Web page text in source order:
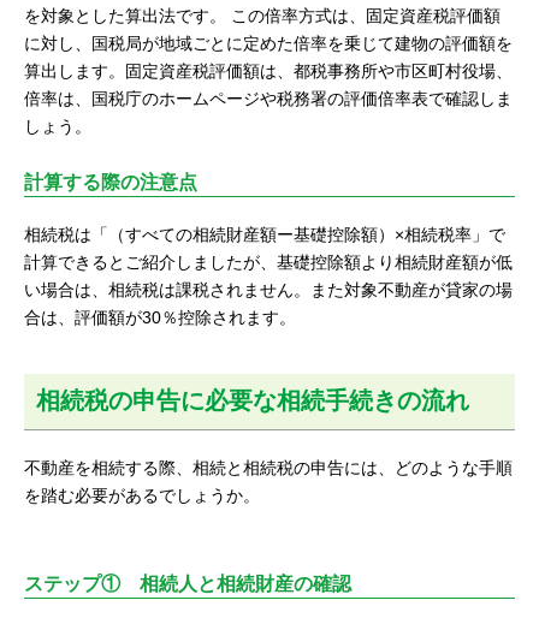
を対象とした算出法です。 この倍率方式は、固定資産税評価額
に対し、国税局が地域ごとに定めた倍率を乗じて建物の評価額を
算出します。固定資産税評価額は、都税事務所や市区町村役場、
倍率は、国税庁のホームページや税務署の評価倍率表で確認しま
しょう。
計算する際の注意点
相続税は「（すべての相続財産額ー基礎控除額）×相続税率」で
計算できるとご紹介しましたが、基礎控除額より相続財産額が低
い場合は、相続税は課税されません。また対象不動産が貸家の場
合は、評価額が30％控除されます。
相続税の申告に必要な相続手続きの流れ
不動産を相続する際、相続と相続税の申告には、どのような手順
を踏む必要があるでしょうか。
ステップ① 相続人と相続財産の確認